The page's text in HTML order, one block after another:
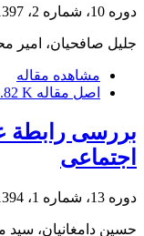
دوره 10، شماره 2، 1397، صفحه
جلیل صافحیان، امیر
مشاهده مقاله
اصل مقاله K
بررسی رابطة
اجتماعی
دوره 13، شماره 1، 1394، صفحه
حسین دامغانیان،